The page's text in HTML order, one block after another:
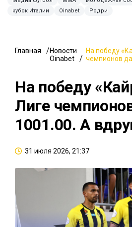
кубок Италии
Oinabet Родри
Главная
Новости
Oinabet
На победу
чемпионов
На победу
Лиге
1001.00. А
31 июля 2026, 21:37